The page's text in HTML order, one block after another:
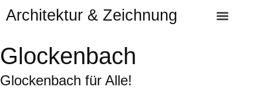
Architektur & Zeichnung
Glockenbach
Glockenbach für Alle!